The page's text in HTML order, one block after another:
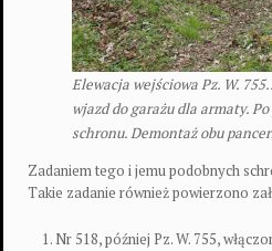
Elewacja wejściowa Pz. W.
wjazd do garażu dla armaty.
schronu. Demontaż obu
Zadaniem tego i jemu podobnych
Takie zadanie również powierzono
Nr 518, później Pz. W. 755,